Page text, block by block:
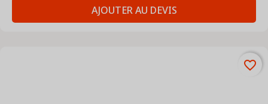
AJOUTER AU DEVIS
favorite_border